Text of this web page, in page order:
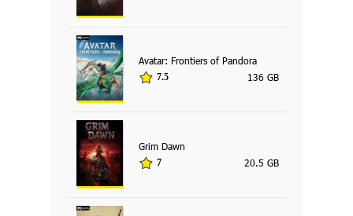
Avatar: Frontiers of Pandora
7.5 136 GB
Grim Dawn
7 20.5 GB